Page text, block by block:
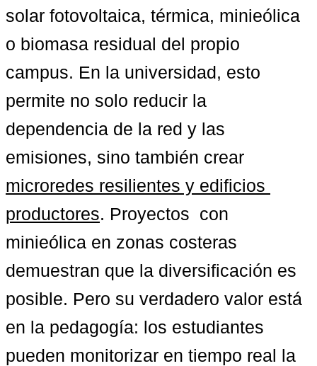
solar fotovoltaica, térmica, minieólica
o biomasa residual del propio
campus. En la universidad, esto
permite no solo reducir la
dependencia de la red y las
microredes resilientes y edificios
productores. Proyectos  con
minieólica en zonas costeras
demuestran que la diversificación es
posible. Pero su verdadero valor está
en la pedagogía: los estudiantes
pueden monitorizar en tiempo real la